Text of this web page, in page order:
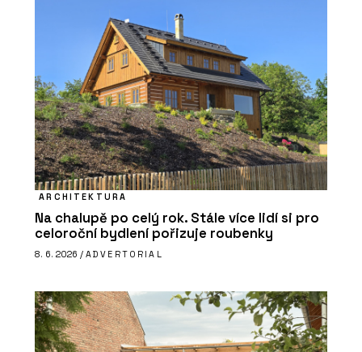
ARCHITEKTURA
Na chalupě po celý rok. Stále více lidí si pro
celoroční bydlení pořizuje roubenky
8. 6. 2026 / ADVERTORIAL